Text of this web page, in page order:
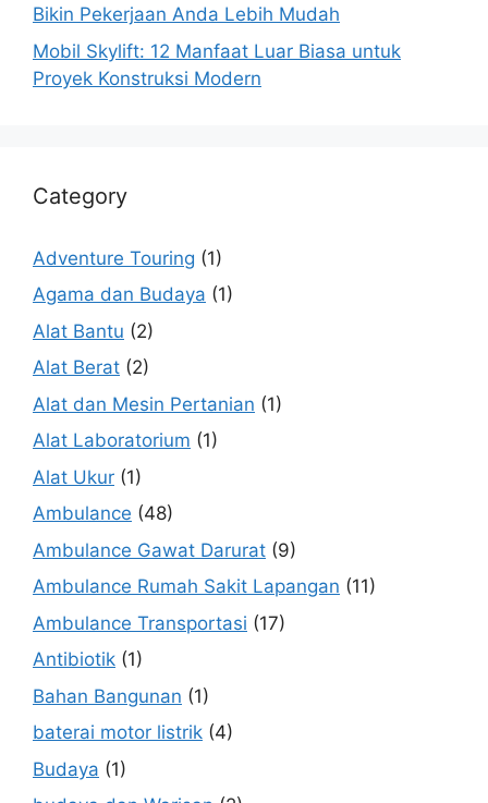
Bikin Pekerjaan Anda Lebih Mudah
Mobil Skylift: 12 Manfaat Luar Biasa untuk
Proyek Konstruksi Modern
Category
Adventure Touring (1)
Agama dan Budaya (1)
Alat Bantu (2)
Alat Berat (2)
Alat dan Mesin Pertanian (1)
Alat Laboratorium (1)
Alat Ukur (1)
Ambulance (48)
Ambulance Gawat Darurat (9)
Ambulance Rumah Sakit Lapangan (11)
Ambulance Transportasi (17)
Antibiotik (1)
Bahan Bangunan (1)
baterai motor listrik (4)
Budaya (1)